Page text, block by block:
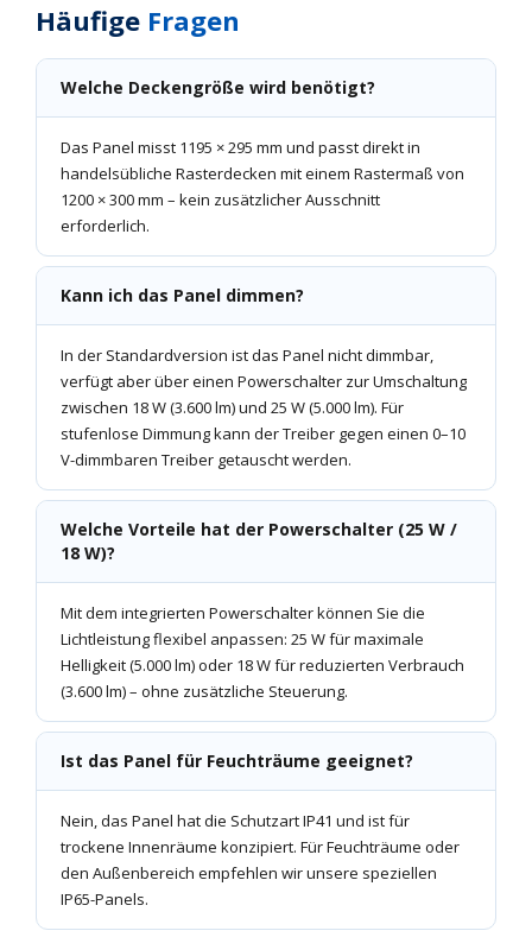
Häufige Fragen
Welche Deckengröße wird benötigt?
Das Panel misst 1195 × 295 mm und passt direkt in
handelsübliche Rasterdecken mit einem Rastermaß von
1200 × 300 mm – kein zusätzlicher Ausschnitt
erforderlich.
Kann ich das Panel dimmen?
In der Standardversion ist das Panel nicht dimmbar,
verfügt aber über einen Powerschalter zur Umschaltung
zwischen 18 W (3.600 lm) und 25 W (5.000 lm). Für
stufenlose Dimmung kann der Treiber gegen einen 0–10
V-dimmbaren Treiber getauscht werden.
Welche Vorteile hat der Powerschalter (25 W /
18 W)?
Mit dem integrierten Powerschalter können Sie die
Lichtleistung flexibel anpassen: 25 W für maximale
Helligkeit (5.000 lm) oder 18 W für reduzierten Verbrauch
(3.600 lm) – ohne zusätzliche Steuerung.
Ist das Panel für Feuchträume geeignet?
Nein, das Panel hat die Schutzart IP41 und ist für
trockene Innenräume konzipiert. Für Feuchträume oder
den Außenbereich empfehlen wir unsere speziellen
IP65-Panels.